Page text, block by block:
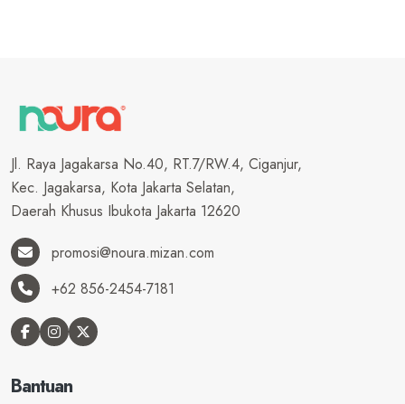
Jl. Raya Jagakarsa No.40, RT.7/RW.4, Ciganjur,
Kec. Jagakarsa, Kota Jakarta Selatan,
Daerah Khusus Ibukota Jakarta 12620
promosi@noura.mizan.com
+62 856-2454-7181
Bantuan